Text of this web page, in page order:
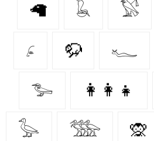
🦙 𓆘 𓅄
𓂊 🦬 𓆑
𓅧 👩‍👩‍👧
𓅭 𓅢 🙊